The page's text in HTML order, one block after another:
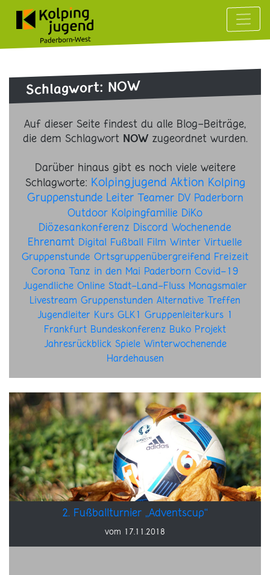
Schlagwort: NOW
Auf dieser Seite findest du alle Blog-Beiträge,
die dem Schlagwort NOWzugeordnet wurden.
Darüber hinaus gibt es noch viele weitere
Schlagworte: Kolpingjugend Aktion Kolping
Gruppenstunde Leiter Teamer DV Paderborn
Outdoor Kolpingfamilie DiKo
Diözesankonferenz Discord Wochenende
Ehrenamt Digital Fußball Film Winter Virtuelle
Gruppenstunde Ortsgruppenübergreifend Freizeit
Corona Tanz in den Mai Paderborn Covid-19
Jugendliche Online Stadt-Land-Fluss Monagsmaler
Livestream Gruppenstunden Alternative Treffen
Jugendleiter Kurs GLK1 Gruppenleiterkurs 1
Frankfurt Bundeskonferenz Buko Projekt
Jahresrückblick Spiele Winterwochenende
Hardehausen
2. Fußballturnier „Adventscup“
vom 17.11.2018